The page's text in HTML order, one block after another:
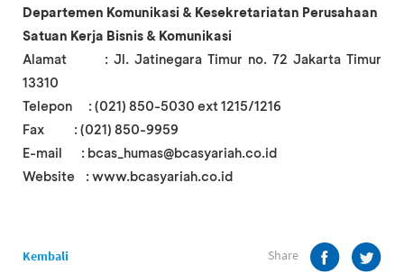
Departemen Komunikasi & Kesekretariatan Perusahaan
Satuan Kerja Bisnis & Komunikasi
Alamat : Jl. Jatinegara Timur no. 72 Jakarta Timur
13310
Telepon : (021) 850-5030 ext 1215/1216
Fax : (021) 850-9959
E-mail : bcas_humas@bcasyariah.co.id
Website : www.bcasyariah.co.id
Kembali Share